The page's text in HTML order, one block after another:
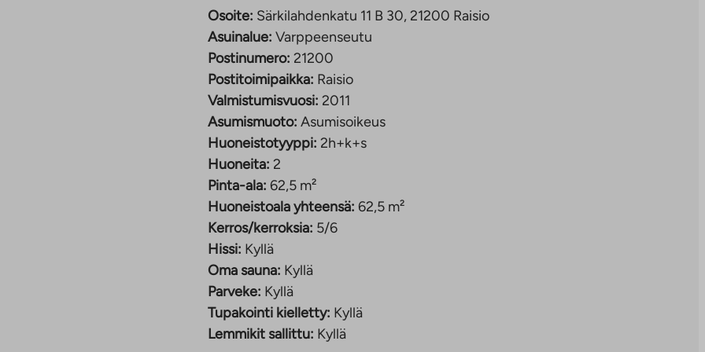
Osoite: Särkilahdenkatu 11 B 30, 21200 Raisio
Asuinalue: Varppeenseutu
Postinumero: 21200
Postitoimipaikka: Raisio
Valmistumisvuosi: 2011
Asumismuoto: Asumisoikeus
Huoneistotyyppi: 2h+k+s
Huoneita: 2
Pinta-ala: 62,5 m²
Huoneistoala yhteensä: 62,5 m²
Kerros/kerroksia: 5/6
Hissi: Kyllä
Oma sauna: Kyllä
Parveke: Kyllä
Tupakointi kielletty: Kyllä
Lemmikit sallittu: Kyllä